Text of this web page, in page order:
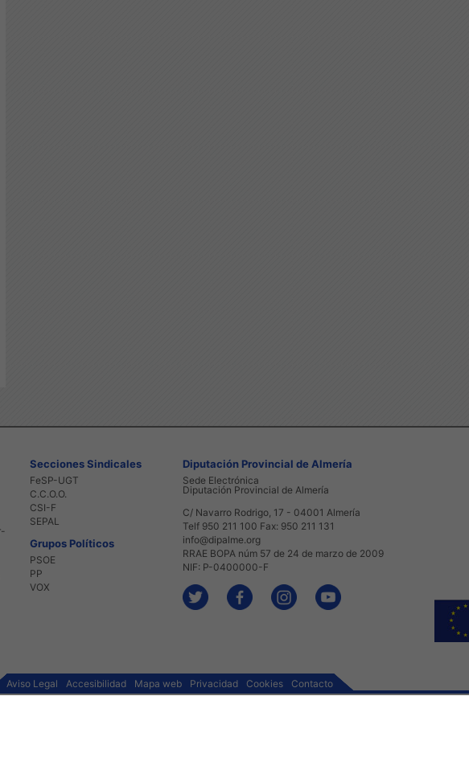
Secciones Sindicales
FeSP-UGT
C.C.O.O.
CSI-F
SEPAL
Grupos Políticos
PSOE
PP
VOX
Diputación Provincial de Almería
Sede Electrónica
Diputación Provincial de Almería
C/ Navarro Rodrigo, 17 - 04001 Almería
Telf 950 211 100 Fax: 950 211 131
info@dipalme.org
RRAE BOPA núm 57 de 24 de marzo de 2009
NIF: P-0400000-F
Aviso Legal Accesibilidad Mapa web Privacidad Cookies Contacto